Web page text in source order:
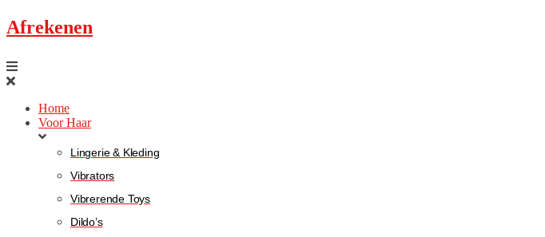
Afrekenen
Home
Voor Haar
Lingerie & Kleding
Vibrators
Vibrerende Toys
Dildo’s